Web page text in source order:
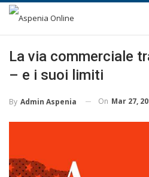
La via commerciale
– e i suoi limiti
By Admin Aspenia On Mar 27,